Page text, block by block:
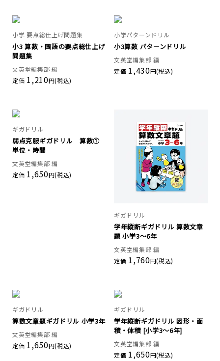
小学 要点総仕上げ問題集
小3 算数・国語の要点総仕上げ
問題集
文英堂編集部 編
定価 1,210円(税込)
小学パターンドリル
小3算数 パターンドリル
文英堂編集部 編
定価 1,430円(税込)
ギガドリル
弱点克服ギガドリル 算数①
単位・時間
文英堂編集部 編
定価 1,650円(税込)
ギガドリル
学年縦断ギガドリル 算数文章
題 小学3～6年
文英堂編集部 編
定価 1,760円(税込)
ギガドリル
算数文章題ギガドリル 小学3年
文英堂編集部 編
定価 1,650円(税込)
ギガドリル
学年縦断ギガドリル 図形・面
積・体積 [小学3～6年]
文英堂編集部 編
定価 1,650円(税込)